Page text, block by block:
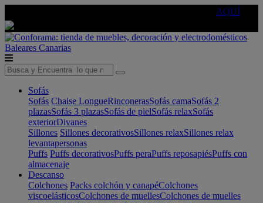
AQUÍ
Baleares Canarias
Sofás
Sofás Chaise LongueRinconerasSofás camaSofás 2
plazasSofás 3 plazasSofás de pielSofás relaxSofás
exteriorDivanes
Sillones Sillones decorativosSillones relaxSillones relax
levantapersonas
Puffs Puffs decorativosPuffs peraPuffs reposapiésPuffs con
almacenaje
Descanso
Colchones Packs colchón y canapéColchones
viscoelásticosColchones de muellesColchones de muelles